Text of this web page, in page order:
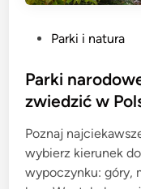
s
t
d
i
n
Parki i natura
Parki
zwiedzić w
Poznaj
wybierz kierunek
wypoczynku: góry,